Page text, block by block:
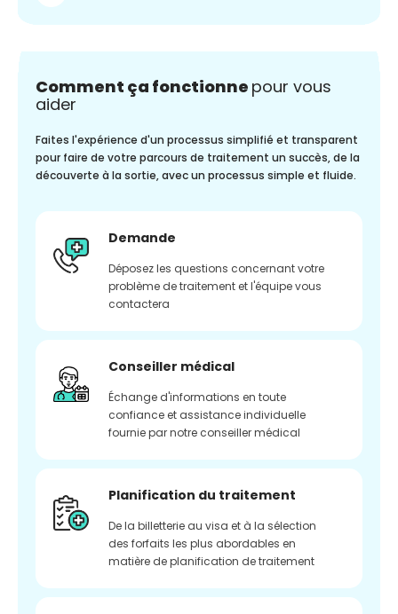
Comment ça fonctionne pour vous
aider
Faites l'expérience d'un processus simplifié et transparent
pour faire de votre parcours de traitement un succès, de la
découverte à la sortie, avec un processus simple et fluide.
Demande
Déposez les questions concernant votre
problème de traitement et l'équipe vous
contactera
Conseiller médical
Échange d'informations en toute
confiance et assistance individuelle
fournie par notre conseiller médical
Planification du traitement
De la billetterie au visa et à la sélection
des forfaits les plus abordables en
matière de planification de traitement